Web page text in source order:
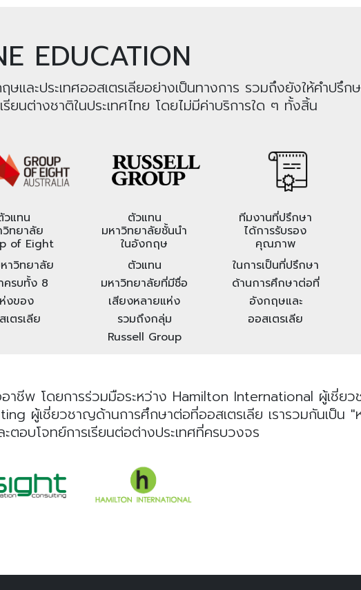
EDUCATION
และประเทศออสเตรเลียอย่างเป็นทางการ รวมถึงยังให้คำปรึก
ยนต่างชาติในประเทศไทย โดยไม่มีค่าบริการใด ๆ ทั้งสิ้น
วแทน
วิทยาลัย
of Eight
าวิทยาลัย
ครบทั้ง 8
งของ
เตรเลีย
ตัวแทน
มหาวิทยาลัยชั้นนำ
ในอังกฤษ
ตัวแทน
มหาวิทยาลัยที่มีชื่อ
เสียงหลายแห่ง
รวมถึงกลุ่ม
Russell Group
ทีมงานที่ปรึกษา
ได้การรับรอง
คุณภาพ
ในการเป็นที่ปรึกษา
ด้านการศึกษาต่อที่
อังกฤษและ
ออสเตรเลีย
าชีพ โดยการร่วมมือระหว่าง Hamilton International ผู้เชี่ย
ผู้เชี่ยวชาญด้านการศึกษาต่อที่ออสเตรเลีย เรารวมกันเป็น
ตอบโจทย์การเรียนต่อต่างประเทศที่ครบวงจร